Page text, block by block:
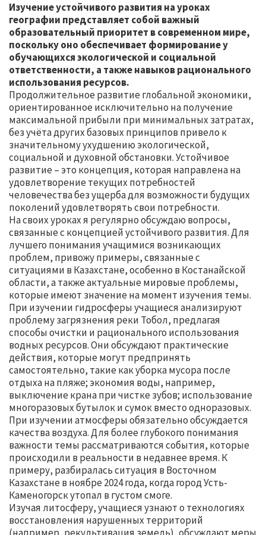
Изучение устойчивого развития на уроках
географии представляет собой важный
образовательный приоритет в современном мире,
поскольку оно обеспечивает формирование у
обучающихся экологической и социальной
ответственности, а также навыков рационального
использования ресурсов.
Продолжительное развитие глобальной экономики,
ориентированное исключительно на получение
максимальной прибыли при минимальных затратах,
без учёта других базовых принципов привело к
значительному ухудшению экологической,
социальной и духовной обстановки. Устойчивое
развитие – это концепция, которая направлена на
удовлетворение текущих потребностей
человечества без ущерба для возможности будущих
поколений удовлетворять свои потребности.
На своих уроках я регулярно обсуждаю вопросы,
связанные с концепцией устойчивого развития. Для
лучшего понимания учащимися возникающих
проблем, привожу примеры, связанные с
ситуациями в Казахстане, особенно в Костанайской
области, а также актуальные мировые проблемы,
которые имеют значение на момент изучения темы.
При изучении гидросферы учащиеся анализируют
проблему загрязнения реки Тобол, предлагая
способы очистки и рационального использования
водных ресурсов. Они обсуждают практические
действия, которые могут предпринять
самостоятельно, такие как уборка мусора после
отдыха на пляже; экономия воды, например,
выключение крана при чистке зубов; использование
многоразовых бутылок и сумок вместо одноразовых.
При изучении атмосферы обязательно обсуждается
качества воздуха. Для более глубокого понимания
важности темы рассматриваются события, которые
происходили в реальности в недавнее время. К
примеру, разбиралась ситуация в Восточном
Казахстане в ноябре 2024 года, когда город Усть-
Каменогорск утопал в густом смоге.
Изучая литосферу, учащиеся узнают о технологиях
восстановления нарушенных территорий